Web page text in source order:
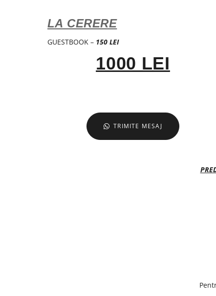
LA CERERE
GUESTBOOK – 150 LEI
1000 LEI
TRIMITE MESAJ